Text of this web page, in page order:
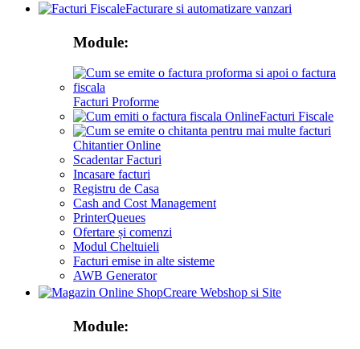
Facturare si automatizare vanzari
Module:
Facturi Proforme
Facturi Fiscale
Chitantier Online
Scadentar Facturi
Incasare facturi
Registru de Casa
Cash and Cost Management
PrinterQueues
Ofertare și comenzi
Modul Cheltuieli
Facturi emise in alte sisteme
AWB Generator
Creare Webshop si Site
Module: